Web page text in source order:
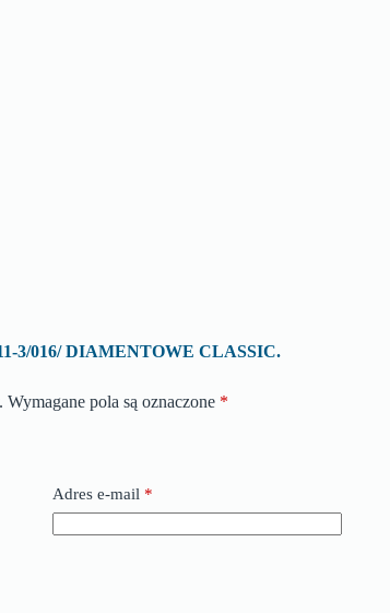
3/016/ DIAMENTOWE CLASSIC.
Wymagane pola są oznaczone *
Adres e-mail *